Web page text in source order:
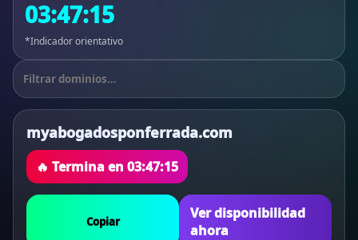
03:47:15
*Indicador orientativo
myabogadosponferrada.com
🔥 Termina en 03:47:15
Copiar
Ver disponibilidad
ahora